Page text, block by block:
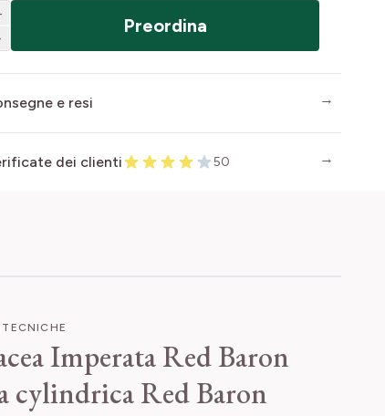
Preordina
e resi
dei clienti 50
Imperata Red Baron
cylindrica Red Baron